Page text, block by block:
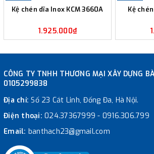
Kệ chén dĩa Inox KCM 3660A
1.925.000₫
Kệ
CÔNG TY TNHH THƯƠNG MẠI XÂY DỰNG
0105299838
Địa chỉ:Số 23 Cát Linh, Đống Đa, Hà Nội.
Điện thoại: 024.37367999 - 0916.306.799
Email: banthach23@gmail.com